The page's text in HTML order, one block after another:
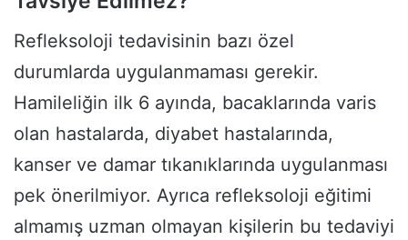
Refleksoloji tedavisinin bazı özel
durumlarda uygulanmaması gerekir.
Hamileliğin ilk 6 ayında, bacaklarında varis
olan hastalarda, diyabet hastalarında,
kanser ve damar tıkanıklarında uygulanması
pek önerilmiyor. Ayrıca refleksoloji eğitimi
almamış uzman olmayan kişilerin bu tedaviyi